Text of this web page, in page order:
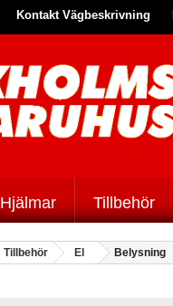
Kontakt Vägbeskrivning
Hjälmar Tillbehör
Tillbehör El Belysning